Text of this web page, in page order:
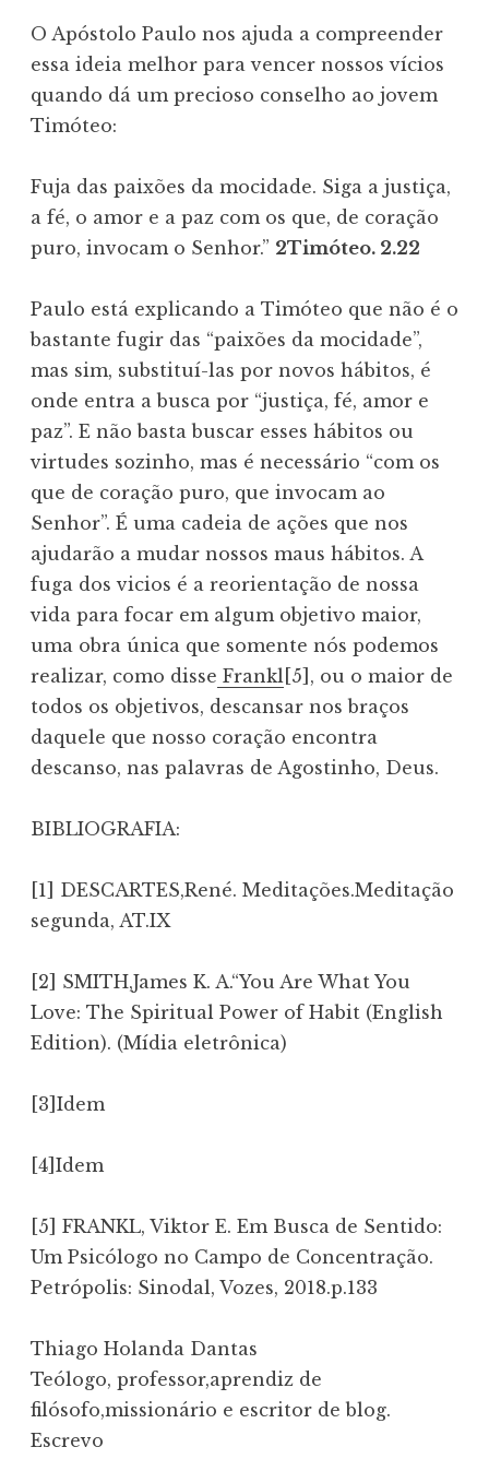
O Apóstolo Paulo nos ajuda a compreender
essa ideia melhor para vencer nossos vícios
quando dá um precioso conselho ao jovem
Timóteo:
Fuja das paixões da mocidade. Siga a justiça,
a fé, o amor e a paz com os que, de coração
puro, invocam o Senhor.” 2Timóteo. 2.22
Paulo está explicando a Timóteo que não é o
bastante fugir das “paixões da mocidade”,
mas sim, substituí-las por novos hábitos, é
onde entra a busca por “justiça, fé, amor e
paz”. E não basta buscar esses hábitos ou
virtudes sozinho, mas é necessário “com os
que de coração puro, que invocam ao
Senhor”. É uma cadeia de ações que nos
ajudarão a mudar nossos maus hábitos. A
fuga dos vicios é a reorientação de nossa
vida para focar em algum objetivo maior,
uma obra única que somente nós podemos
realizar, como disse Frankl [5], ou o maior de
todos os objetivos, descansar nos braços
daquele que nosso coração encontra
descanso, nas palavras de Agostinho, Deus.
BIBLIOGRAFIA:
[1] DESCARTES,René. Meditações.Meditação
segunda, AT.IX
[2] SMITH,James K. A.“You Are What You
Love: The Spiritual Power of Habit (English
Edition). (Mídia eletrônica)
[3]Idem
[4]Idem
[5] FRANKL, Viktor E. Em Busca de Sentido:
Um Psicólogo no Campo de Concentração.
Petrópolis: Sinodal, Vozes, 2018.p.133
Thiago Holanda Dantas
Teólogo, professor,aprendiz de
filósofo,missionário e escritor de blog.
Escrevo